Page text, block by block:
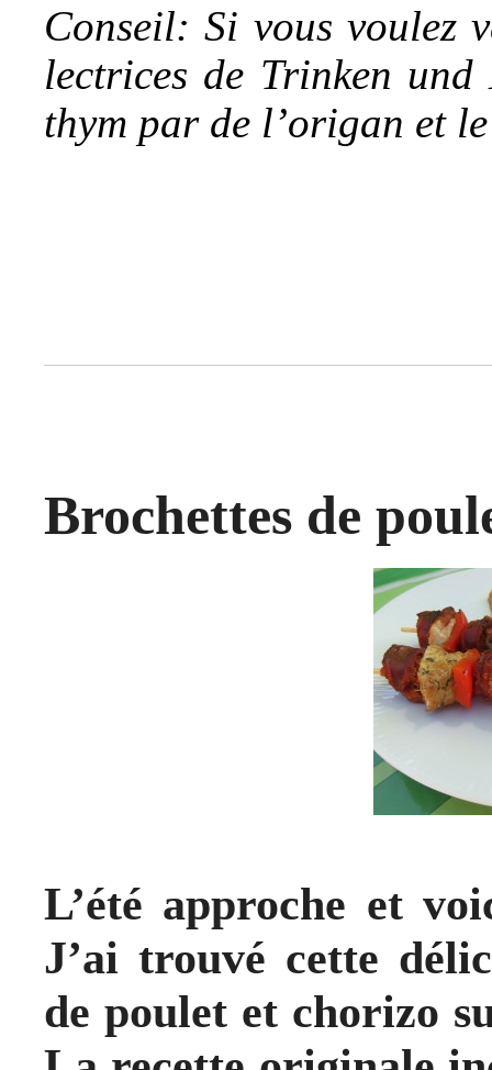
Conseil: Si vous voulez
lectrices de Trinken und
thym par de l’origan et
Brochettes de
L’été approche et
J’ai trouvé cette
de poulet et chorizo